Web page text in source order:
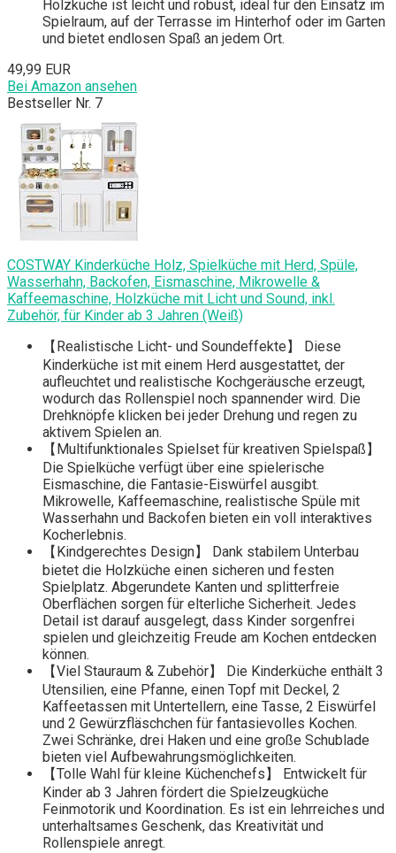
Holzküche ist leicht und robust, ideal für den Einsatz im
Spielraum, auf der Terrasse im Hinterhof oder im Garten
und bietet endlosen Spaß an jedem Ort.
49,99 EUR
Bei Amazon ansehen
Bestseller Nr. 7
COSTWAY Kinderküche Holz, Spielküche mit Herd, Spüle,
Wasserhahn, Backofen, Eismaschine, Mikrowelle &
Kaffeemaschine, Holzküche mit Licht und Sound, inkl.
Zubehör, für Kinder ab 3 Jahren (Weiß)
【Realistische Licht- und Soundeffekte】 Diese
Kinderküche ist mit einem Herd ausgestattet, der
aufleuchtet und realistische Kochgeräusche erzeugt,
wodurch das Rollenspiel noch spannender wird. Die
Drehknöpfe klicken bei jeder Drehung und regen zu
aktivem Spielen an.
【Multifunktionales Spielset für kreativen Spielspaß】
Die Spielküche verfügt über eine spielerische
Eismaschine, die Fantasie-Eiswürfel ausgibt.
Mikrowelle, Kaffeemaschine, realistische Spüle mit
Wasserhahn und Backofen bieten ein voll interaktives
Kocherlebnis.
【Kindgerechtes Design】 Dank stabilem Unterbau
bietet die Holzküche einen sicheren und festen
Spielplatz. Abgerundete Kanten und splitterfreie
Oberflächen sorgen für elterliche Sicherheit. Jedes
Detail ist darauf ausgelegt, dass Kinder sorgenfrei
spielen und gleichzeitig Freude am Kochen entdecken
können.
【Viel Stauraum & Zubehör】 Die Kinderküche enthält 3
Utensilien, eine Pfanne, einen Topf mit Deckel, 2
Kaffeetassen mit Untertellern, eine Tasse, 2 Eiswürfel
und 2 Gewürzfläschchen für fantasievolles Kochen.
Zwei Schränke, drei Haken und eine große Schublade
bieten viel Aufbewahrungsmöglichkeiten.
【Tolle Wahl für kleine Küchenchefs】 Entwickelt für
Kinder ab 3 Jahren fördert die Spielzeugküche
Feinmotorik und Koordination. Es ist ein lehrreiches und
unterhaltsames Geschenk, das Kreativität und
Rollenspiele anregt.